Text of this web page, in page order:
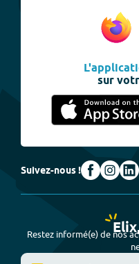
sur
Suivez-nous !
Restez informé(e) de nos